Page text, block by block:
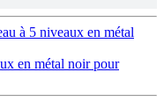
à 5 niveaux en métal
en métal noir pour